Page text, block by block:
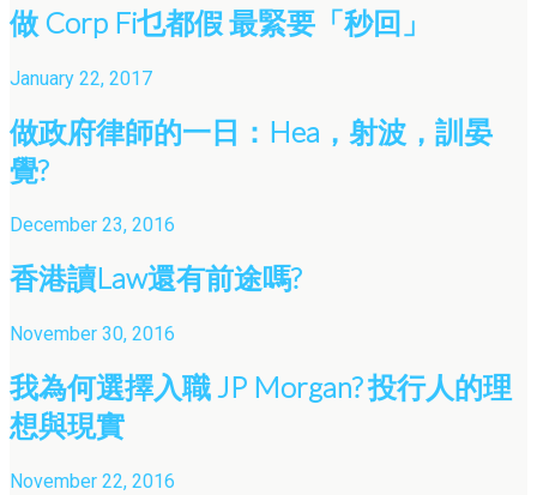
做 Corp Fi乜都假 最緊要「秒回」
January 22, 2017
做政府律師的一日：Hea，射波，訓晏
覺?
December 23, 2016
香港讀Law還有前途嗎?
November 30, 2016
我為何選擇入職 JP Morgan? 投行人的理
想與現實
November 22, 2016